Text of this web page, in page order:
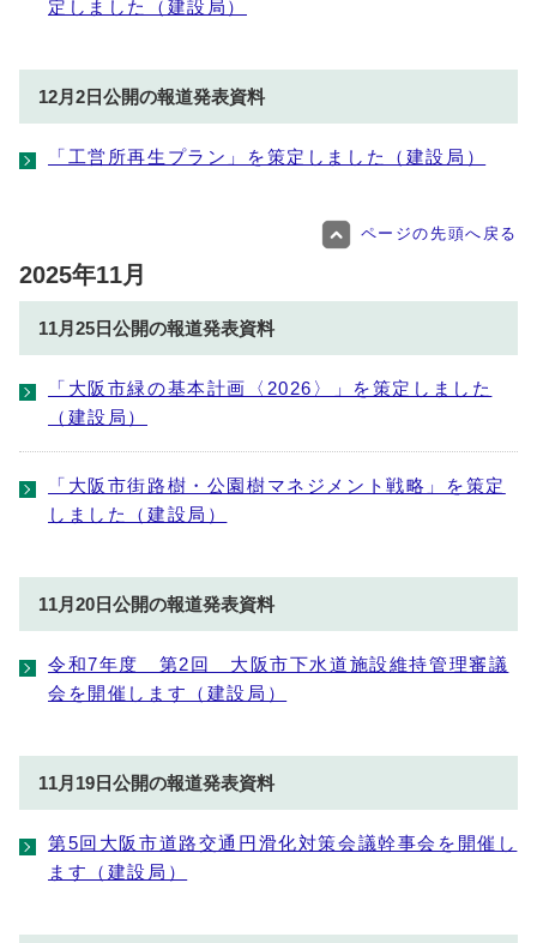
定しました（建設局）
12月2日公開の報道発表資料
「工営所再生プラン」を策定しました（建設局）
ページの先頭へ戻る
2025年11月
11月25日公開の報道発表資料
「大阪市緑の基本計画〈2026〉」を策定しました
（建設局）
「大阪市街路樹・公園樹マネジメント戦略」を策定
しました（建設局）
11月20日公開の報道発表資料
令和7年度 第2回 大阪市下水道施設維持管理審議
会を開催します（建設局）
11月19日公開の報道発表資料
第5回大阪市道路交通円滑化対策会議幹事会を開催し
ます（建設局）